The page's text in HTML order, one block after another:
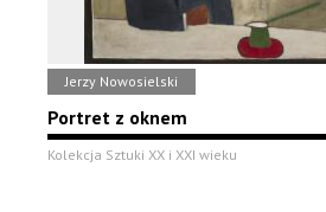
Jerzy Nowosielski
Portret z oknem
Kolekcja Sztuki XX i XXI wieku